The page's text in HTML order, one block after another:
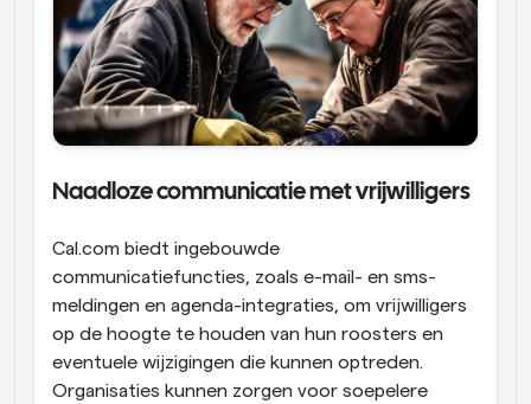
Naadloze communicatie met vrijwilligers
Cal.com biedt ingebouwde
communicatiefuncties, zoals e-mail- en sms-
meldingen en agenda-integraties, om vrijwilligers
op de hoogte te houden van hun roosters en
eventuele wijzigingen die kunnen optreden.
Organisaties kunnen zorgen voor soepelere